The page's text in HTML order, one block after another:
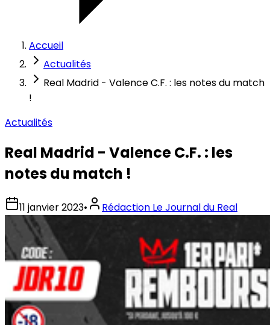
Accueil
Actualités
Real Madrid - Valence C.F. : les notes du match
!
Actualités
Real Madrid - Valence C.F. : les
notes du match !
11 janvier 2023• Rédaction Le Journal du Real